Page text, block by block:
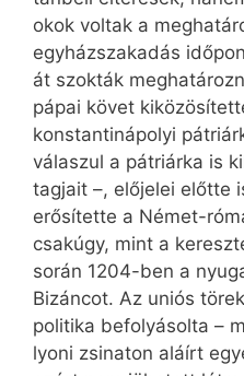
okok voltak a
egyházszakadás
át szokták
pápai követ
konstantinápolyi
válaszul a pátriárka is
tagjait –, előjelei előtte
erősítette a Német-
csakúgy, mint a
során 1204-ben a
Bizáncot. Az uniós
politika befolyásolta –
lyoni zsinaton aláírt